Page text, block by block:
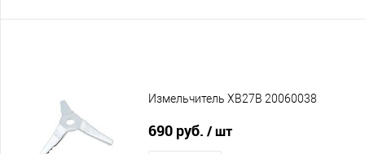
Измельчитель XB27B 20060038
690 руб. / шт